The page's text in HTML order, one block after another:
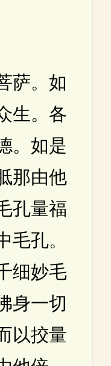
。如
生。各
。如是
那由他
孔量福
毛孔。
细妙毛
身一切
以挍量